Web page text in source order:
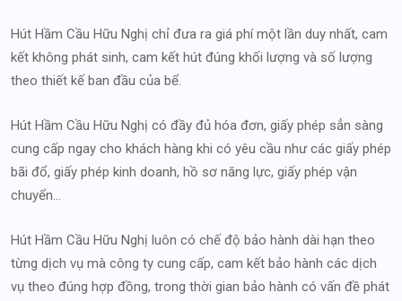
Hút Hầm Cầu Hữu Nghị chỉ đưa ra giá phí một lần duy nhất, cam
kết không phát sinh, cam kết hút đúng khối lượng và số lượng
theo thiết kế ban đầu của bể.
Hút Hầm Cầu Hữu Nghị có đầy đủ hóa đơn, giấy phép sẳn sàng
cung cấp ngay cho khách hàng khi có yêu cầu như các giấy phép
bãi đổ, giấy phép kinh doanh, hồ sơ năng lực, giấy phép vận
chuyển…
Hút Hầm Cầu Hữu Nghị luôn có chế độ bảo hành dài hạn theo
từng dịch vụ mà công ty cung cấp, cam kết bảo hành các dịch
vụ theo đúng hợp đồng, trong thời gian bảo hành có vấn đề phát